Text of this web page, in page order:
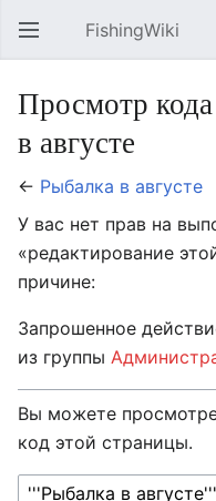
Открыть главное меню FishingWiki
Просмотр
в августе
← Рыбалка в августе
У вас нет прав на
«редактирование
причине:
Запрошенное
из группы
Вы можете
код этой страницы.